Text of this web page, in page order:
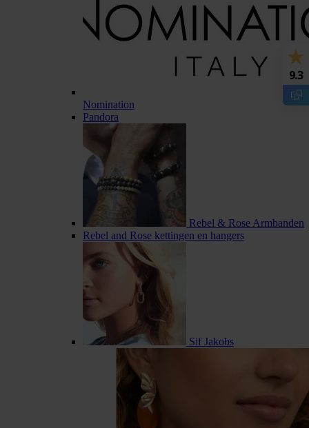
Nomination
Pandora
Rebel & Rose Armbanden
Rebel and Rose kettingen en hangers
Sif Jakobs
9.3